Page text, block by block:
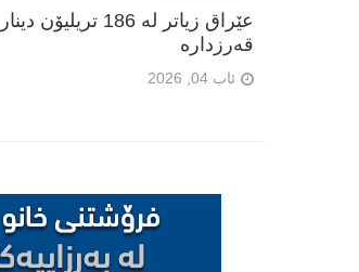
عێراق زیاتر لە 186 تریلیۆن دینار
قەرزدارە
ئاب 04, 2026